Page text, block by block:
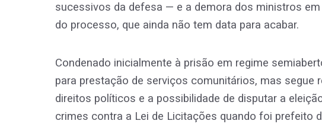
sucessivos da defesa — e a demora dos ministros
do processo, que ainda não tem data para acabar.
Condenado inicialmente à prisão em regime
para prestação de serviços comunitários, mas segue
direitos políticos e a possibilidade de disputar a
crimes contra a Lei de Licitações quando foi prefeito